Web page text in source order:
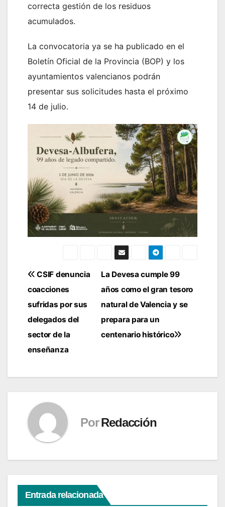
correcta gestión de los residuos
acumulados.
La convocatoria ya se ha publicado en el
Boletín Oficial de la Provincia (BOP) y los
ayuntamientos valencianos podrán
presentar sus solicitudes hasta el próximo
14 de julio.
Navegación
de
entradas
La Devesa cumple 99
años como el gran tesoro
natural de Valencia y se
prepara para un
centenario histórico
CSIF denuncia
coacciones
sufridas por sus
delegados del
sector de la
enseñanza
Por Redacción
Entrada relacionada